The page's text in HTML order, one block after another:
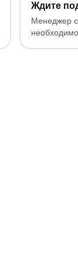
Ждите
Менеджер